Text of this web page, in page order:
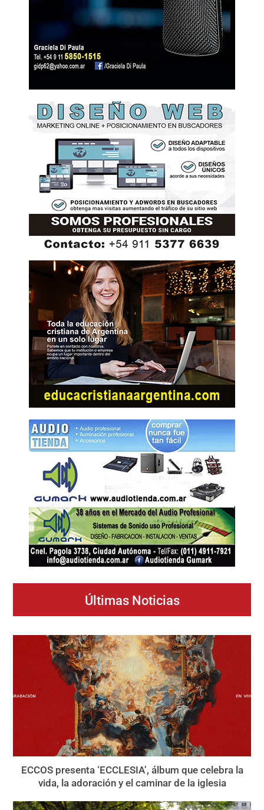
Últimas Noticias
ECCOS presenta ‘ECCLESIA’, álbum que celebra la
vida, la adoración y el caminar de la iglesia